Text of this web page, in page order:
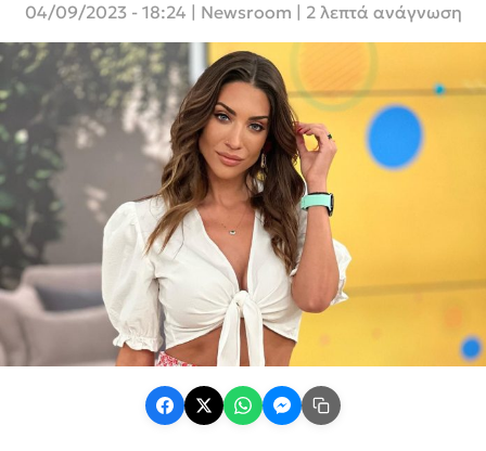
04/09/2023 - 18:24 Newsroom | 2 λεπτά ανάγνωση